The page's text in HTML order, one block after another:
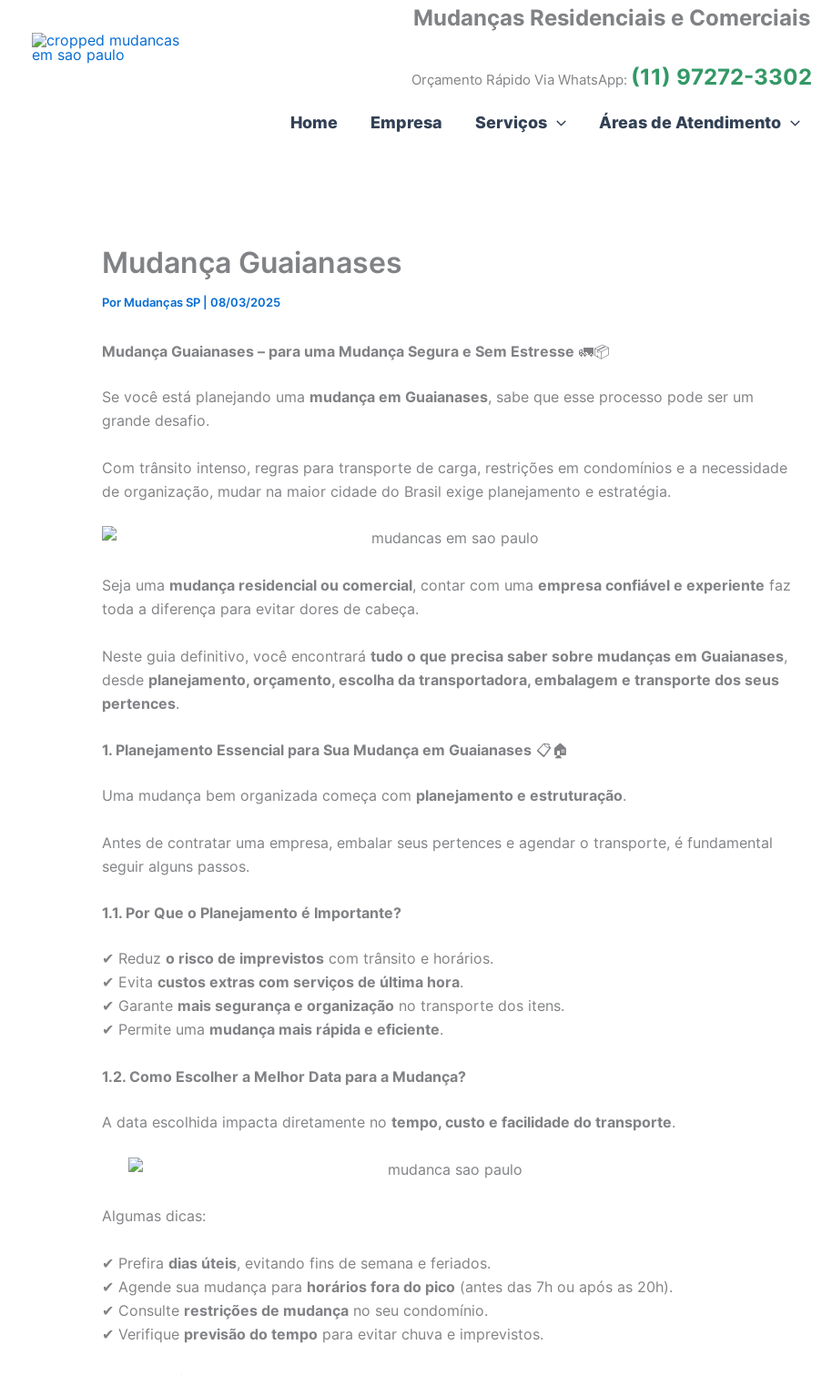
Mudanças Residenciais e Comerciais
Orçamento Rápido Via WhatsApp: (11) 97272-3302
Home Empresa Serviços Áreas de Atendimento
Mudança Guaianases
Por Mudanças SP 08/03/2025
Mudança Guaianases – para uma Mudança Segura e Sem Estresse 🚛📦
Se você está planejando uma mudança em Guaianases, sabe que esse processo pode ser um
grande desafio.
Com trânsito intenso, regras para transporte de carga, restrições em condomínios e a necessidade
de organização, mudar na maior cidade do Brasil exige planejamento e estratégia.
Seja uma mudança residencial ou comercial, contar com uma empresa confiável e experiente faz
toda a diferença para evitar dores de cabeça.
Neste guia definitivo, você encontrará tudo o que precisa saber sobre mudanças em Guaianases,
desde planejamento, orçamento, escolha da transportadora, embalagem e transporte dos seus
pertences.
1. Planejamento Essencial para Sua Mudança em Guaianases 📋🏠
Uma mudança bem organizada começa com planejamento e estruturação.
Antes de contratar uma empresa, embalar seus pertences e agendar o transporte, é fundamental
seguir alguns passos.
1.1. Por Que o Planejamento é Importante?
✔ Reduz o risco de imprevistos com trânsito e horários.
✔ Evita custos extras com serviços de última hora.
✔ Garante mais segurança e organização no transporte dos itens.
✔ Permite uma mudança mais rápida e eficiente.
1.2. Como Escolher a Melhor Data para a Mudança?
A data escolhida impacta diretamente no tempo, custo e facilidade do transporte.
Algumas dicas:
✔ Prefira dias úteis, evitando fins de semana e feriados.
✔ Agende sua mudança para horários fora do pico (antes das 7h ou após as 20h).
✔ Consulte restrições de mudança no seu condomínio.
✔ Verifique previsão do tempo para evitar chuva e imprevistos.